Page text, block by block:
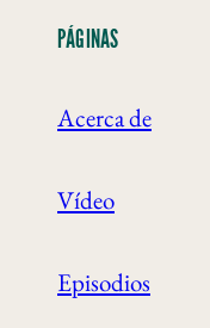
PÁGINAS
Acerca de
Vídeo
Episodios